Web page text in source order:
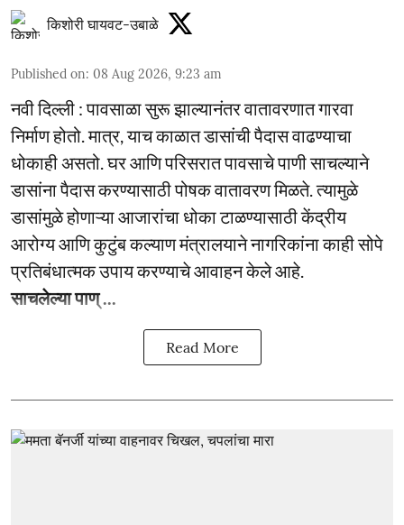
किशोरी घायवट-उबाळे
Published on: 08 Aug 2026, 9:23 am
नवी दिल्ली : पावसाळा सुरू झाल्यानंतर वातावरणात गारवा
निर्माण होतो. मात्र, याच काळात डासांची पैदास वाढण्याचा
धोकाही असतो. घर आणि परिसरात पावसाचे पाणी साचल्याने
डासांना पैदास करण्यासाठी पोषक वातावरण मिळते. त्यामुळे
डासांमुळे होणाऱ्या आजारांचा धोका टाळण्यासाठी केंद्रीय
आरोग्य आणि कुटुंब कल्याण मंत्रालयाने नागरिकांना काही सोपे
प्रतिबंधात्मक उपाय करण्याचे आवाहन केले आहे.
साचलेल्या पाण् ...
Read More